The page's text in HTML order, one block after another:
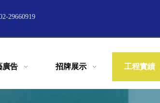
29660919
廣告 招牌展示 工程實績